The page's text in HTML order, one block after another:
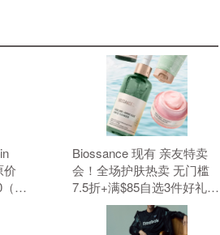
价
约
惠
Biossance 现有 亲友特卖
会！全场护肤热卖 无门槛
7.5折+满$85自选3件好礼。
无需使用优惠码。